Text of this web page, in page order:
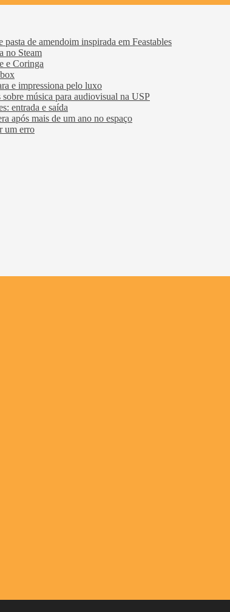
de amendoim inspirada em Feastables
no Steam
e Coringa
e impressiona pelo luxo
música para audiovisual na USP
entrada e saída
após mais de um ano no espaço
um erro